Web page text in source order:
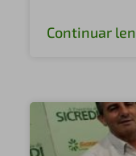
Continuar